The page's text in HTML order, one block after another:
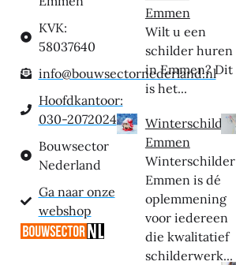
KVK:
58037640
info@bouwsectornederland.nl
Hoofdkantoor:
030-2072024
Bouwsector
Nederland
Ga naar onze
webshop
Emmen
Wilt u een
schilder huren
in Emmen? Dit
is het...
Winterschilder
Emmen
Winterschilder
Emmen is dé
oplemmening
voor iedereen
die kwalitatief
schilderwerk...